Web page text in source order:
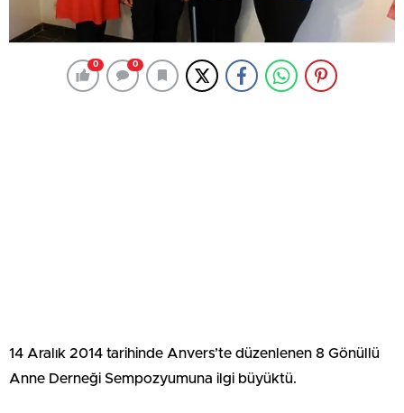
0 0
14 Aralık 2014 tarihinde Anvers’te düzenlenen 8 Gönüllü
Anne Derneği Sempozyumuna ilgi büyüktü.